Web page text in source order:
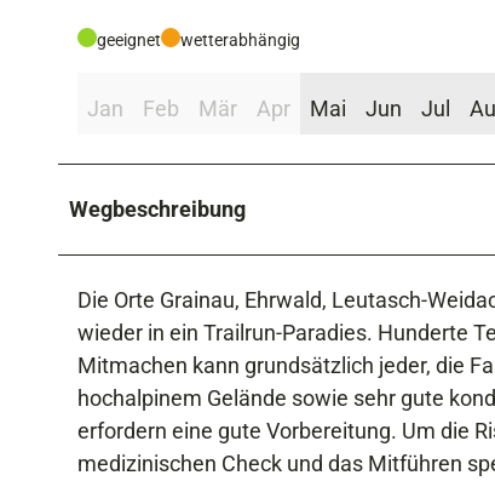
geeignet wetterabhängig
Jan Feb Mär Apr Mai Jun Jul
Wegbeschreibung
Die Orte Grainau, Ehrwald, Leutasch-
wieder in ein Trailrun-Paradies. Hunderte
Mitmachen kann grundsätzlich jeder, die
hochalpinem Gelände sowie sehr gute
erfordern eine gute Vorbereitung. Um die
medizinischen Check und das Mitführen